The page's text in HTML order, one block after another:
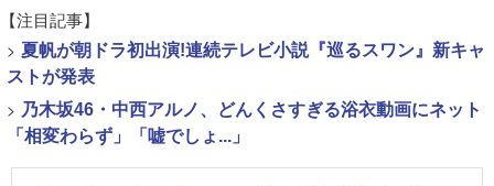
【注目記事】
> 夏帆が朝ドラ初出演!連続テレビ小説『巡るスワン』新キャ
ストが発表
> 乃木坂46・中西アルノ、どんくさすぎる浴衣動画にネット
「相変わらず」「嘘でしょ...」